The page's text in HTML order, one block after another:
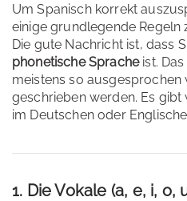
Um Spanisch korrekt
einige grundlegende Regeln
Die gute Nachricht ist, dass
phonetische Spracheist.
meistens so ausgesprochen
geschrieben werden. Es
im Deutschen oder
1. Die Vokale (a, e, i, o,